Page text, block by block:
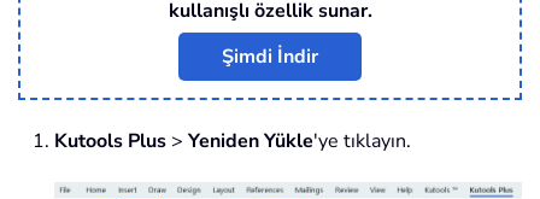
kullanışlı özellik sunar.
Şimdi İndir
Kutools Plus > Yeniden Yükle'ye tıklayın.